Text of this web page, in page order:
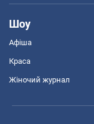
Шоу
Афіша
Краса
Жіночий журнал